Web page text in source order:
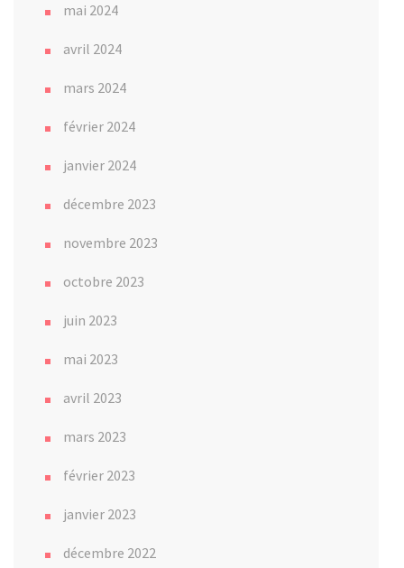
mai 2024
avril 2024
mars 2024
février 2024
janvier 2024
décembre 2023
novembre 2023
octobre 2023
juin 2023
mai 2023
avril 2023
mars 2023
février 2023
janvier 2023
décembre 2022